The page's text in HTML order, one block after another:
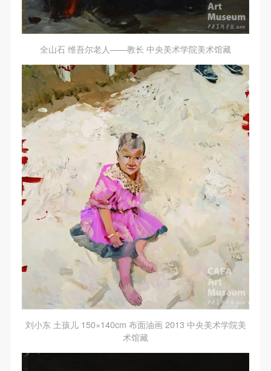
全山石 维吾尔老人——教长 中央美术学院美术馆藏
刘小东 土孩儿 150×140cm 布面油画 2013 中央美术学院美
术馆藏